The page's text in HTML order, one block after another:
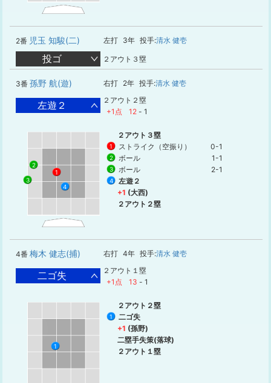
2番 児玉 知駿(二) 左打 3年 投手:清水 健壱
投ゴ ２アウト３塁
3番 孫野 航(遊) 右打 2年 投手:清水 健壱
左遊２
２アウト２塁
+1点
12 - 1
1
2
3
4
２アウト３塁
1 ストライク（空振り） 0-1
2 ボール 1-1
3 ボール 2-1
4
左遊２
+1 (大西)
２アウト２塁
4番 梅木 健志(捕) 右打 4年 投手:清水 健壱
二ゴ失
２アウト１塁
+1点
13 - 1
1
２アウト２塁
1
二ゴ失
+1 (孫野)
二塁手失策(落球)
２アウト１塁